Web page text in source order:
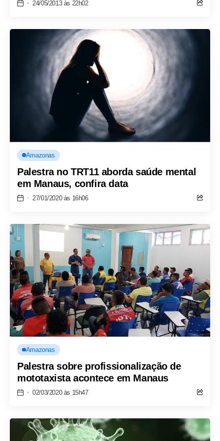
24/05/2013 às 22h02
Amazonas
Palestra no TRT11 aborda saúde mental
em Manaus, confira data
27/01/2020 às 16h06
Amazonas
Palestra sobre profissionalização de
mototaxista acontece em Manaus
02/03/2020 às 15h47